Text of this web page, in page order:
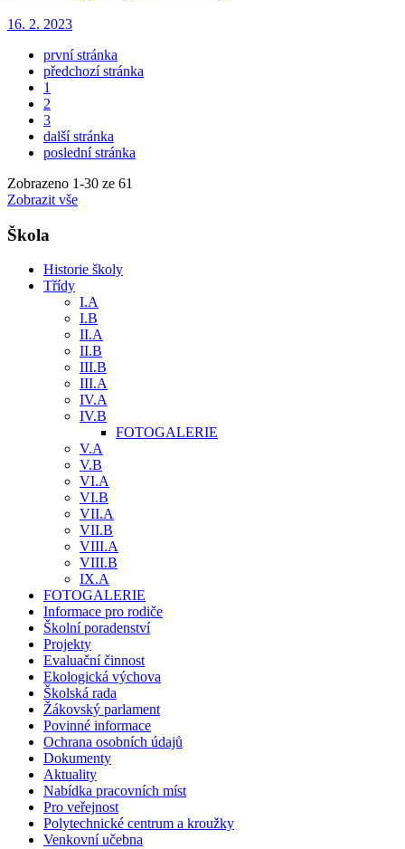
16. 2. 2023
první stránka
předchozí stránka
1
2
3
další stránka
poslední stránka
Zobrazeno 1-30 ze 61
Zobrazit vše
Škola
Historie školy
Třídy
I.A
I.B
II.A
II.B
III.B
III.A
IV.A
IV.B
FOTOGALERIE
V.A
V.B
VI.A
VI.B
VII.A
VII.B
VIII.A
VIII.B
IX.A
FOTOGALERIE
Informace pro rodiče
Školní poradenství
Projekty
Evaluační činnost
Ekologická výchova
Školská rada
Žákovský parlament
Povinné informace
Ochrana osobních údajů
Dokumenty
Aktuality
Nabídka pracovních míst
Pro veřejnost
Polytechnické centrum a kroužky
Venkovní učebna